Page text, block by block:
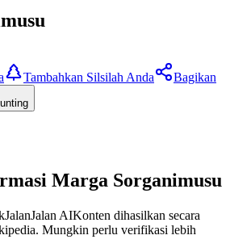
Tambahkan Silsilah Anda Bagikan
Marga Sorganimusu
AIKonten dihasilkan secara
Mungkin perlu verifikasi lebih